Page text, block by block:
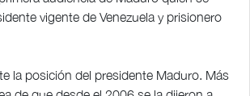
vigente de Venezuela y prisionero
la posición del presidente Maduro. Más